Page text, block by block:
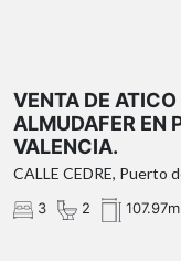
VENTA DE
ALMUDAFER EN
VALENCIA.
CALLE CEDRE, Puerto
3 2